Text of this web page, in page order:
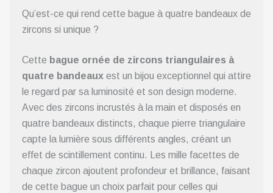
Qu’est-ce qui rend cette bague à quatre bandeaux de
zircons si unique ?
Cette bague ornée de zircons triangulaires à
quatre bandeaux est un bijou exceptionnel qui attire
le regard par sa luminosité et son design moderne.
Avec des zircons incrustés à la main et disposés en
quatre bandeaux distincts, chaque pierre triangulaire
capte la lumière sous différents angles, créant un
effet de scintillement continu. Les mille facettes de
chaque zircon ajoutent profondeur et brillance, faisant
de cette bague un choix parfait pour celles qui